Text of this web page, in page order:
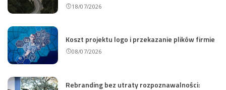
18/07/2026
Koszt projektu logo i przekazanie plików firmie
08/07/2026
Rebranding bez utraty rozpoznawalności: